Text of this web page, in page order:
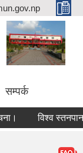
सम्पर्क
विश्व स्तनपान